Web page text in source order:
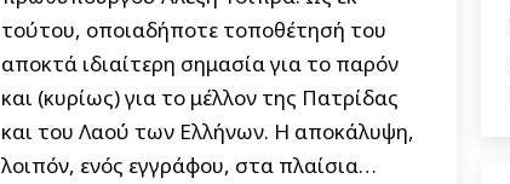
τούτου, οποιαδήποτε τοποθέτησή του
αποκτά ιδιαίτερη σημασία για το παρόν
και (κυρίως) για το μέλλον της Πατρίδας
και του Λαού των Ελλήνων. Η αποκάλυψη,
λοιπόν, ενός εγγράφου, στα πλαίσια…